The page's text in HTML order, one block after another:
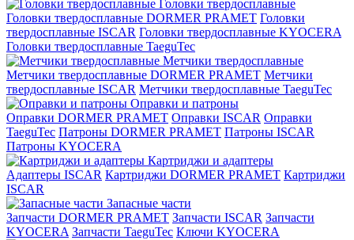
Головки твердосплавные
Головки твердосплавные DORMER PRAMET Головки
твердосплавные ISCAR Головки твердосплавные KYOCERA
Головки твердосплавные TaeguTec
Метчики твердосплавные
Метчики твердосплавные DORMER PRAMET Метчики
твердосплавные ISCAR Метчики твердосплавные TaeguTec
Оправки и патроны
Оправки DORMER PRAMET Оправки ISCAR Оправки
TaeguTec Патроны DORMER PRAMET Патроны ISCAR
Патроны KYOCERA
Картриджи и адаптеры
Адаптеры ISCAR Картриджи DORMER PRAMET Картриджи
ISCAR
Запасные части
Запчасти DORMER PRAMET Запчасти ISCAR Запчасти
KYOCERA Запчасти TaeguTec Ключи KYOCERA